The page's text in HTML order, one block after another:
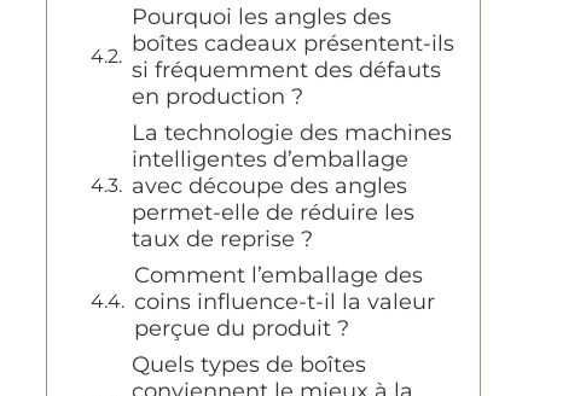
Pourquoi les angles des
boîtes cadeaux présentent-ils
si fréquemment des défauts
en production ?
La technologie des machines
intelligentes d’emballage
avec découpe des angles
permet-elle de réduire les
taux de reprise ?
Comment l’emballage des
coins influence-t-il la valeur
perçue du produit ?
Quels types de boîtes